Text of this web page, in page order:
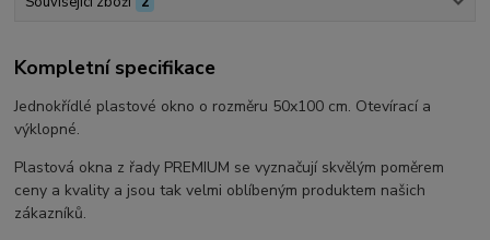
Kompletní specifikace
Jednokřídlé plastové okno o rozměru 50x100 cm. Otevírací a
výklopné.
Plastová okna z řady PREMIUM se vyznačují skvělým poměrem
ceny a kvality a jsou tak velmi oblíbeným produktem našich
zákazníků.